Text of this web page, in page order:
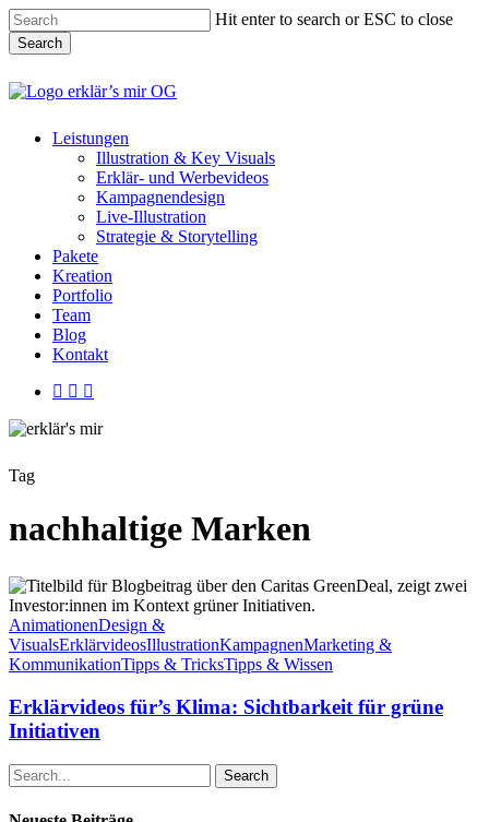
Skip
to
main
Hit enter to search or ESC to close
Search
Close
Menu
Leistungen
Illustration & Key Visuals
Erklär- und Werbevideos
Kampagnendesign
Live-Illustration
Strategie & Storytelling
Pakete
Kreation
Portfolio
Team
Blog
Kontakt
linkedin
youtube
instagram
Tag
nachhaltige Marken
Erklärvideos
für’s
Klima:
Sichtbarkeit
für
Initiativen
AnimationenDesign &
VisualsErklärvideosIllustrationKampagnenMarketing &
KommunikationTipps & TricksTipps & Wissen
Erklärvideos für’s Klima: Sichtbarkeit für grüne
Initiativen
Search